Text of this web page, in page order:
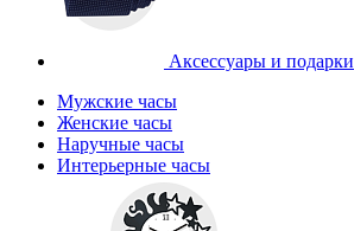
Аксессуары и подарки
Мужские часы
Женские часы
Наручные часы
Интерьерные часы